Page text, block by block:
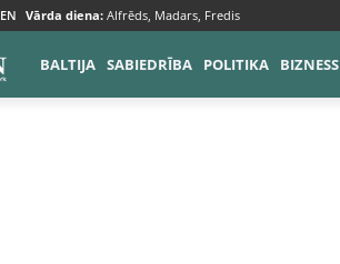
EN Vārda diena: Alfrēds, Madars, Fredis
BALTIJA SABIEDRĪBA POLITIKA BIZNESS